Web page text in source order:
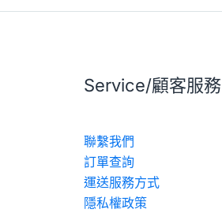
Service/顧客服務
聯繫我們
訂單查詢
運送服務方式
隱私權政策